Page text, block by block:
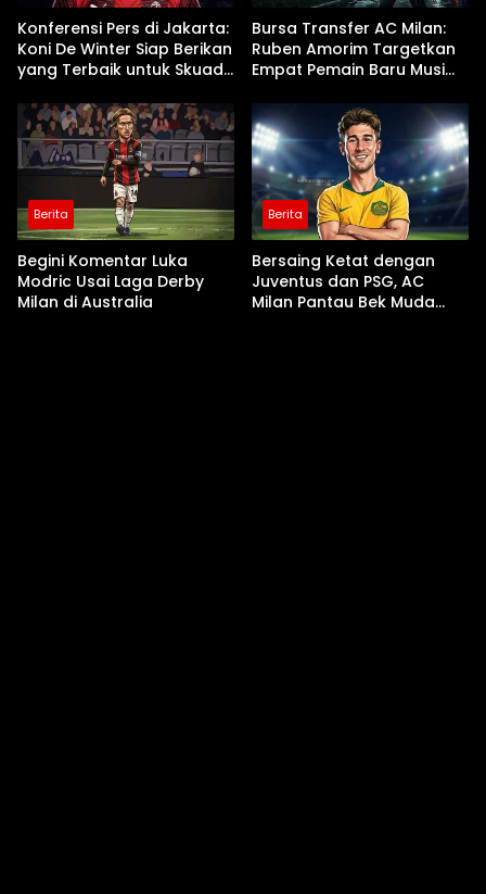
Konferensi Pers di Jakarta:
Koni De Winter Siap Berikan
yang Terbaik untuk Skuad
Bursa Transfer AC Milan:
Ruben Amorim Targetkan
Empat Pemain Baru Musim
Berita
Begini Komentar Luka
Modric Usai Laga Derby
Milan di Australia
Berita
Bersaing Ketat dengan
Juventus dan PSG, AC
Milan Pantau Bek Muda